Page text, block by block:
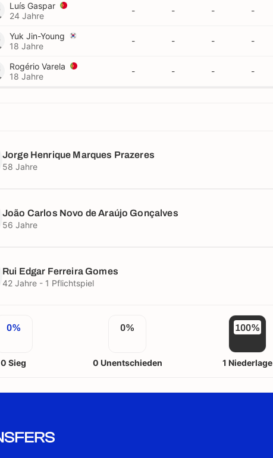
Luís Gaspar
24 Jahre
- - - -
Yuk Jin-Young
18 Jahre
- - - -
Rogério Varela
18 Jahre
- - - -
Jorge Henrique Marques Prazeres
58 Jahre
João Carlos Novo de Araújo Gonçalves
56 Jahre
Rui Edgar Ferreira Gomes
42 Jahre - 1 Pflichtspiel
0%
0 Sieg
0%
0 Unentschieden
100%
1 Niederlage